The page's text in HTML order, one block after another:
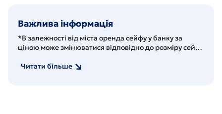
Важлива інформація
*В залежності від міста оренда сейфу у банку за
ціною може змінюватися відповідно до розміру сейфу
банку у Києві клієнту необхідно пред’явити
Читати більше